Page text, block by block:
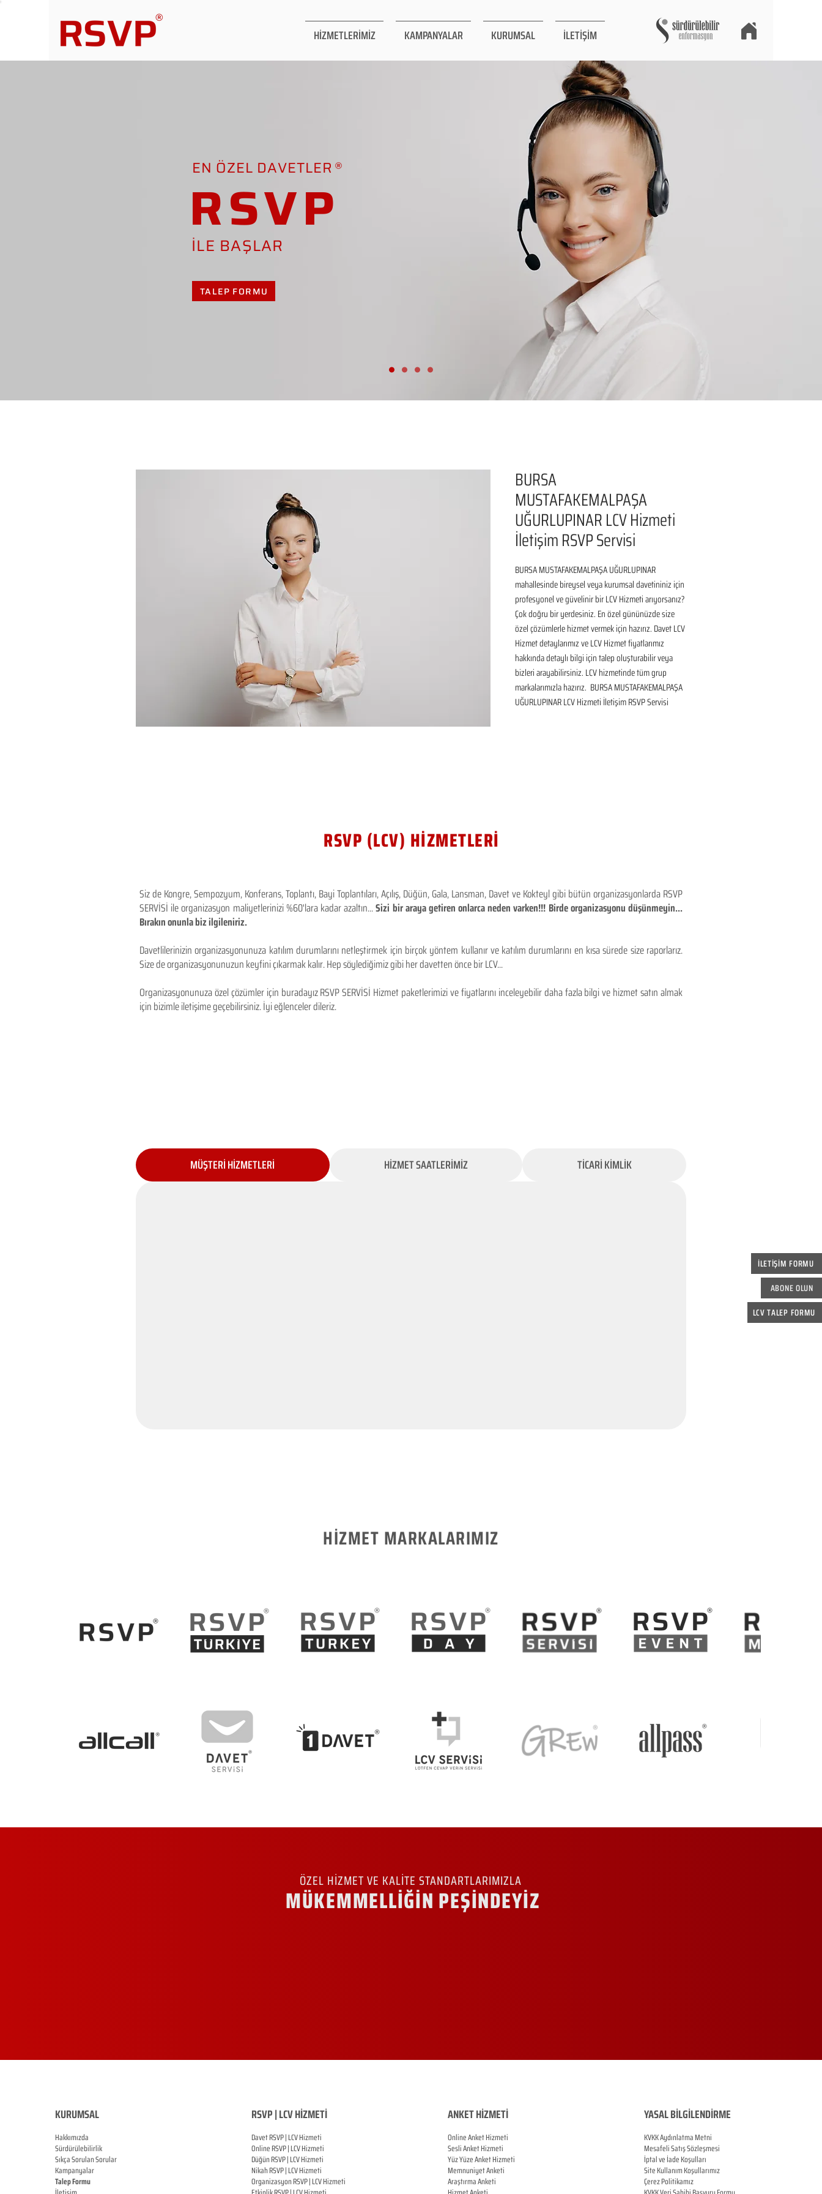
HİZMETLERİMİZ KAMPANYALAR KURUMSAL İLETİŞİM
İLETİŞİM FORMU
ABONE OLUN
LCV TALEP FORMU
EN ÖZEL DAVETLER
RSVP
İLE BAŞLAR
TALEP FORMU
BURSA
MUSTAFAKEMALPAŞA
UĞURLUPINAR LCV Hizmeti
İletişim RSVP Servisi
BURSA MUSTAFAKEMALPAŞA UĞURLUPINAR
mahallesinde bireysel veya kurumsal davetininiz için
profesyonel ve güvelinir bir LCV Hizmeti arıyorsanız?
Çok doğru bir yerdesiniz. En özel gününüzde size
özel çözümlerle hizmet vermek için hazırız. Davet LCV
Hizmet detaylarımız ve LCV Hizmet fiyatlarımız
hakkında detaylı bilgi için talep oluşturabilir veya
bizleri arayabilirsiniz. LCV hizmetinde tüm grup
markalarımızla hazırız.  BURSA MUSTAFAKEMALPAŞA
UĞURLUPINAR LCV Hizmeti İletişim RSVP Servisi
RSVP (LCV) HİZMETLERİ
Siz de Kongre, Sempozyum, Konferans, Toplantı, Bayi Toplantıları, Açılış, Düğün, Gala, Lansman, Davet ve Kokteyl gibi bütün organizasyonlarda RSVP
SERVİSİ ile organizasyon maliyetlerinizi %60'lara kadar azaltın...Sizi bir araya getiren onlarca neden varken!!! Birde organizasyonu düşünmeyin...
Bırakın onunla biz ilgileniriz.
Davetlilerinizin organizasyonunuza katılım durumlarını netleştirmek için birçok yöntem kullanır ve katılım durumlarını en kısa sürede size raporlarız.
Size de organizasyonunuzun keyfini çıkarmak kalır. Hep söylediğimiz gibi her davetten önce bir LCV...
Organizasyonunuza özel çözümler için buradayız RSVP SERVİSİ Hizmet paketlerimizi ve fiyatlarını inceleyebilir daha fazla bilgi ve hizmet satın almak
için bizimle iletişime geçebilirsiniz. İyi eğlenceler dileriz.
MÜŞTERİ HİZMETLERİ HİZMET SAATLERİMİZ TİCARİ KİMLİK
HİZMET MARKALARIMIZ
ÖZEL HİZMET VE KALİTE STANDARTLARIMIZLA
MÜKEMMELLİĞİN PEŞİNDEYİZ
KURUMSAL
Hakkımızda
Sürdürülebilirlik
Sıkça Sorulan Sorular
Kampanyalar
Talep Formu
RSVP | LCV HİZMETİ
Davet RSVP | LCV Hizmeti
OnlineRSVP |LCV Hizmeti
DüğünRSVP |LCV Hizmeti
NikahRSVP |LCV Hizmeti
OrganizasyonRSVP |LCV Hizmeti
ANKET HİZMETİ
Online Anket Hizmeti
Sesli Anket Hizmeti
Yüz Yüze Anket Hizmeti
Memnuniyet Anketi
Araştırma Anketi
YASAL BİLGİLENDİRME
KVKK Aydınlatma Metni
Mesafeli Satış Sözleşmesi
İptal ve İade Koşulları
Site Kullanım Koşullarımız
Çerez Politikamız